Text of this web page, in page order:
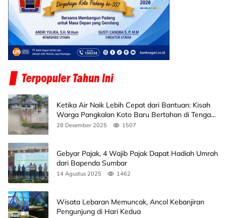
Ketika Air Naik Lebih Cepat dari Bantuan: Kisah
Warga Pangkalan Koto Baru Bertahan di Tengah
Banjir
28 Desember 2025 1507
Gebyar Pajak, 4 Wajib Pajak Dapat Hadiah Umrah
dari Bapenda Sumbar
14 Agustus 2025 1462
Wisata Lebaran Memuncak, Ancol Kebanjiran
Pengunjung di Hari Kedua